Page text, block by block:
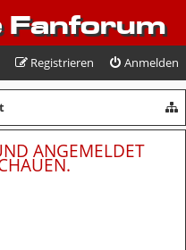
Fanforum
Anmelden
Registrieren
ANGEMELDET